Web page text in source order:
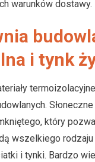
warunków dostawy.
i tynk
który
wszelkiego rodzaju
i tynki. Bardzo